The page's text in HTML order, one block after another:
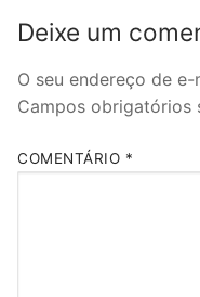
Deixe um
O seu endereço de
Campos obrigatórios
COMENTÁRIO *